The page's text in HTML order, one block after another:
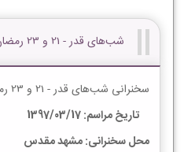
شب‌های قدر - 21 و 23 رمضان 97
سخنرانی شب‌های قدر - 21 و 23 رمضان 97
تاریخ مراسم: 1397/03/17
محل سخنرانی: مشهد مقدس